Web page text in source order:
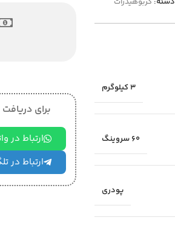
3 کیلوگرم
60 سروینگ
پودری
برای دریافت
ارتباط در
ارتباط در